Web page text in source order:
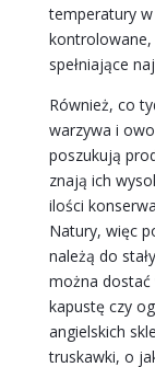
temperatury
kontrolowane,
spełniające
Również, co
warzywa i
poszukują
znają ich
ilości
Natury, więc
należą do
można dostać
kapustę czy
angielskich
truskawki, o